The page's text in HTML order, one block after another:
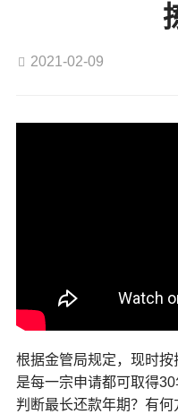
2021-02-09
根据金管局规定，现时
是每一宗申请都可取得30
判断最长还款年期？有